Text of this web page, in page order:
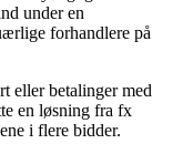
under en
forhandlere på
eller betalinger med
en løsning fra fx
i flere bidder.